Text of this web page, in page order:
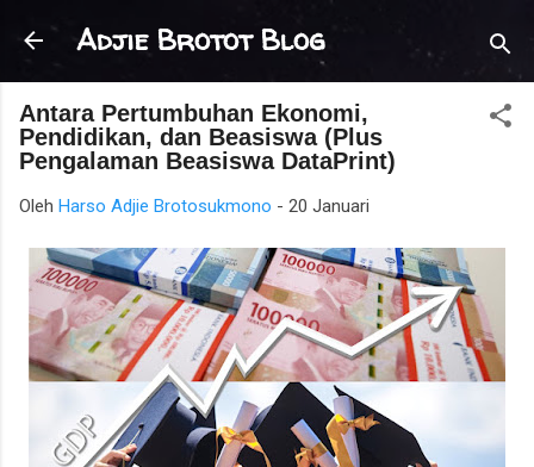
Langsung ke konten utama
Adjie Brotot Blog
Antara Pertumbuhan Ekonomi,
Pendidikan, dan Beasiswa (Plus
Pengalaman Beasiswa DataPrint)
Oleh Harso Adjie Brotosukmono - 20 Januari